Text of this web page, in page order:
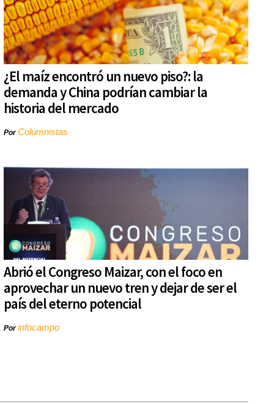
¿El maíz encontró un nuevo piso?: la
demanda y China podrían cambiar la
historia del mercado
PorColumnistas
Abrió el Congreso Maizar, con el foco en
aprovechar un nuevo tren y dejar de ser el
país del eterno potencial
Porinfocampo